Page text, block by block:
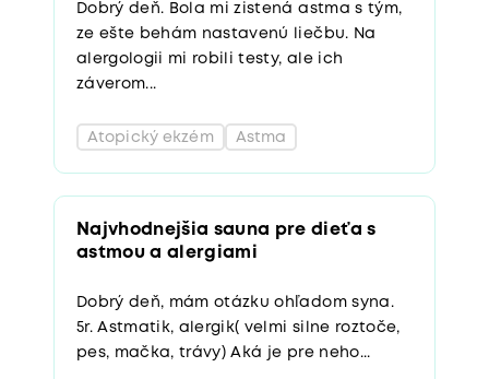
Dobrý deň. Bola mi zistená astma s tým,
ze ešte behám nastavenú liečbu. Na
alergologii mi robili testy, ale ich
záverom...
Atopický ekzém Astma
Najvhodnejšia sauna pre dieťa s
astmou a alergiami
Dobrý deň, mám otázku ohľadom syna.
5r. Astmatik, alergik( velmi silne roztoče,
pes, mačka, trávy) Aká je pre neho...